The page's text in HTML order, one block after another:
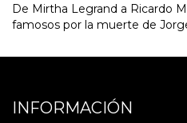
De Mirtha Legrand a Ricardo
famosos por la muerte de
INFORMACIÓN